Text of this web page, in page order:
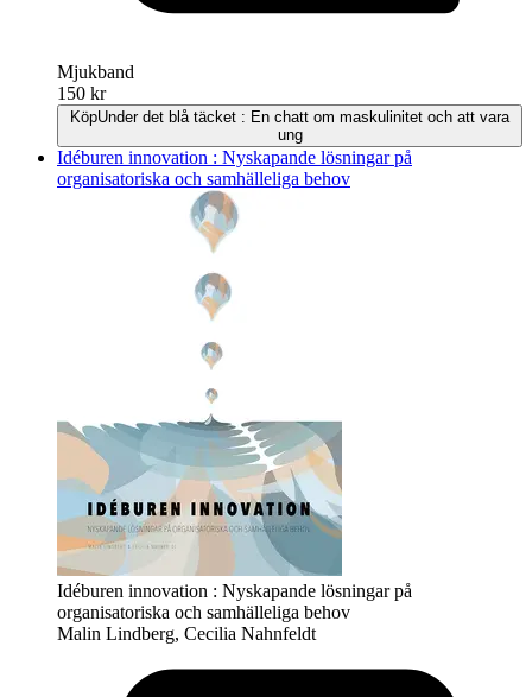
Mjukband
150 kr
KöpUnder det blå täcket : En chatt om maskulinitet och att vara
ung
Idéburen innovation : Nyskapande lösningar på
organisatoriska och samhälleliga behov
Idéburen innovation : Nyskapande lösningar på
organisatoriska och samhälleliga behov
Malin Lindberg, Cecilia Nahnfeldt